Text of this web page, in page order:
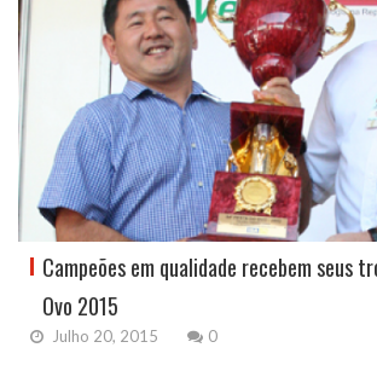
Campeões em qualidade recebem seus
Ovo 2015
Julho 20, 2015 0